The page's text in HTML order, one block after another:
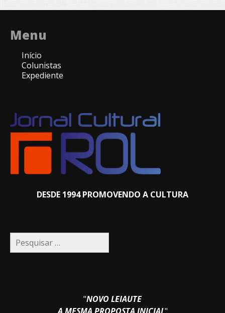
Menu
Início
Colunistas
Expediente
DESDE 1994 PROMOVENDO A CULTURA
Pesquisar
por:
"NOVO LEIAUTE